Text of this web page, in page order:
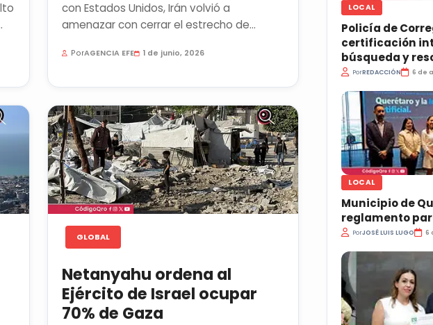
con Estados Unidos, Irán volvió a
amenazar con cerrar el estrecho de
por...
PorAGENCIA EFE 1 de junio, 2026
GLOBAL
Netanyahu ordena al
Ejército de Israel ocupar
70% de Gaza
LOCAL
Policía de
certificación
búsqueda y
PorREDACCIÓN 6 de
LOCAL
Municipio de
reglamento
PorJOSÉ LUIS LUGO 6